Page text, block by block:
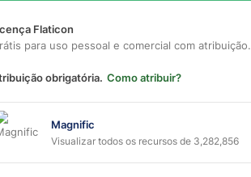
Flaticon
para uso pessoal e comercial com atribuição.
obrigatória. Como atribuir?
Magnific
Visualizar todos os recursos de 3,282,856